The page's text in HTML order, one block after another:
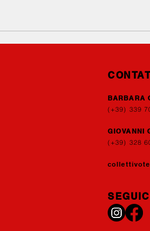
BARBARA
(+39) 339
GIOVANNI
(+39) 328